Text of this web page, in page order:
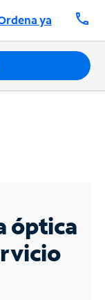
ya call
óptica